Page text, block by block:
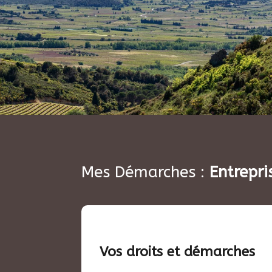
Mes Démarches :
Vos droits et démarches